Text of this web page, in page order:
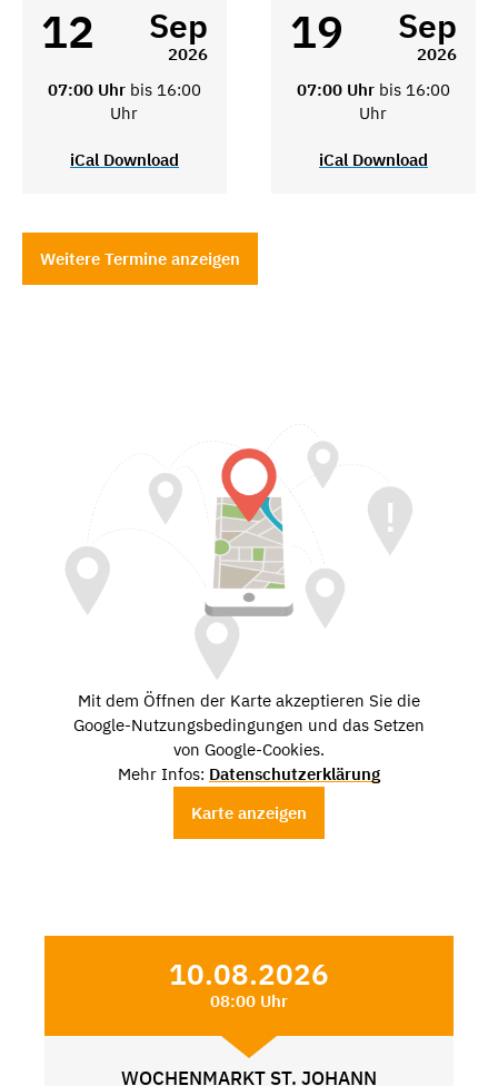
12 Sep
2026
07:00 Uhr bis 16:00
Uhr
iCal Download
19 Sep
2026
07:00 Uhr bis 16:00
Uhr
iCal Download
Weitere Termine anzeigen
Mit dem Öffnen der Karte akzeptieren Sie die
Google-Nutzungsbedingungen und das Setzen
von Google-Cookies.
Mehr Infos: Datenschutzerklärung
Karte anzeigen
10.08.2026
08:00 Uhr
WOCHENMARKT ST. JOHANN